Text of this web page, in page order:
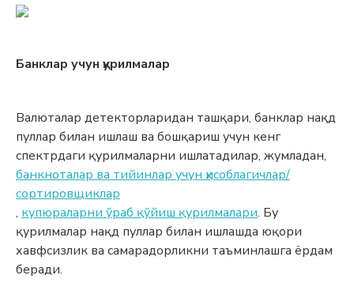
Банклар учун қурилмалар
Валюталар детекторларидан ташқари, банклар нақд
пуллар билан ишлаш ва бошқариш учун кенг
спектрдаги қурилмаларни ишлатадилар, жумладан,
банкноталар ва тийинлар учун ҳисоблагичлар/
сортировщиклар
, купюраларни ўраб қўйиш қурилмалари. Бу
қурилмалар нақд пуллар билан ишлашда юқори
хавфсизлик ва самарадорликни таъминлашга ёрдам
беради.